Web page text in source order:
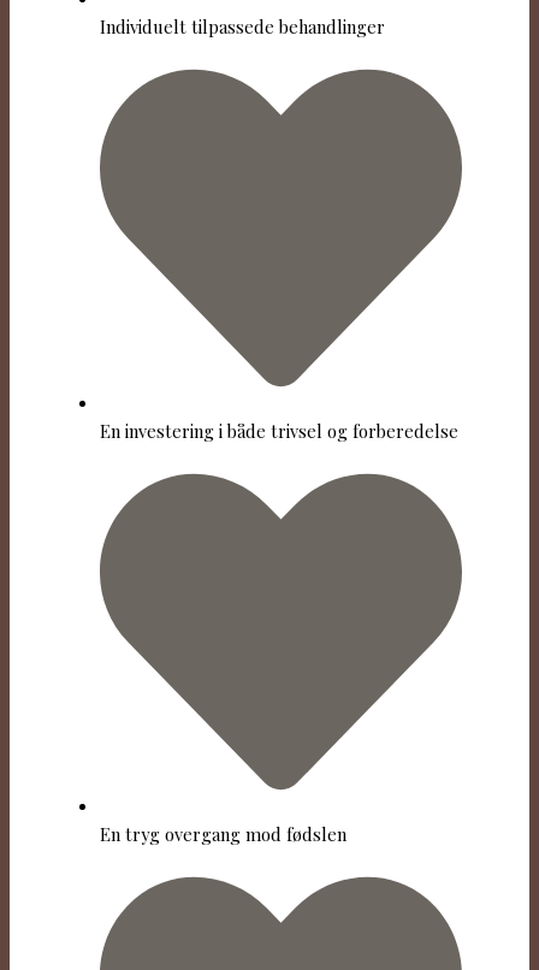
Individuelt tilpassede behandlinger
En investering i både trivsel og forberedelse
En tryg overgang mod fødslen